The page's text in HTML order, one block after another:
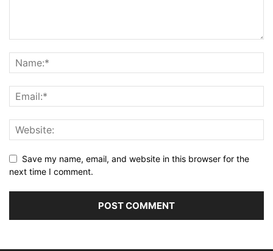
Save my name, email, and website in this browser for the
next time I comment.